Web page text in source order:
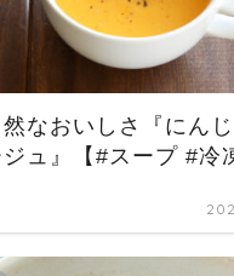
なおいしさ『にん
ュ』【#スープ #冷